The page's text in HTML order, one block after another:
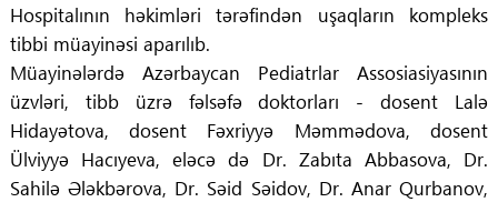
Hospitalının həkimləri tərəfindən uşaqların kompleks
tibbi müayinəsi aparılıb.
Müayinələrdə Azərbaycan Pediatrlar Assosiasiyasının
üzvləri, tibb üzrə fəlsəfə doktorları - dosent Lalə
Hidayətova, dosent Fəxriyyə Məmmədova, dosent
Ülviyyə Hacıyeva, eləcə də Dr. Zabıta Abbasova, Dr.
Sahilə Ələkbərova, Dr. Səid Səidov, Dr. Anar Qurbanov,